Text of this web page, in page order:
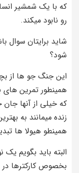
که با یک شمشیر
رو نابود میکند.
شاید برایتان سوال
شود؟
این جنگ جو ها از
همینطور تمرین های
که خیلی از آنها
زنده میمانند به
همینطو هیولا ها
البته باید بگویم
بخصوص کارکترها در